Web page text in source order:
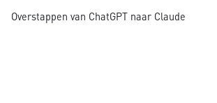
Overstappen van ChatGPT naar Claude